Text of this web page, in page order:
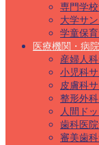
専門学
大学サ
学童保
医療機関・病院
産婦人
小児科
皮膚科
整形外
人間ド
歯科医
審美歯